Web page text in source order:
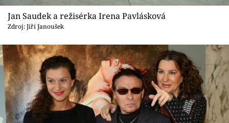
Jan Saudek a režisérka Irena Pavlásková
Zdroj: Jiří Janoušek